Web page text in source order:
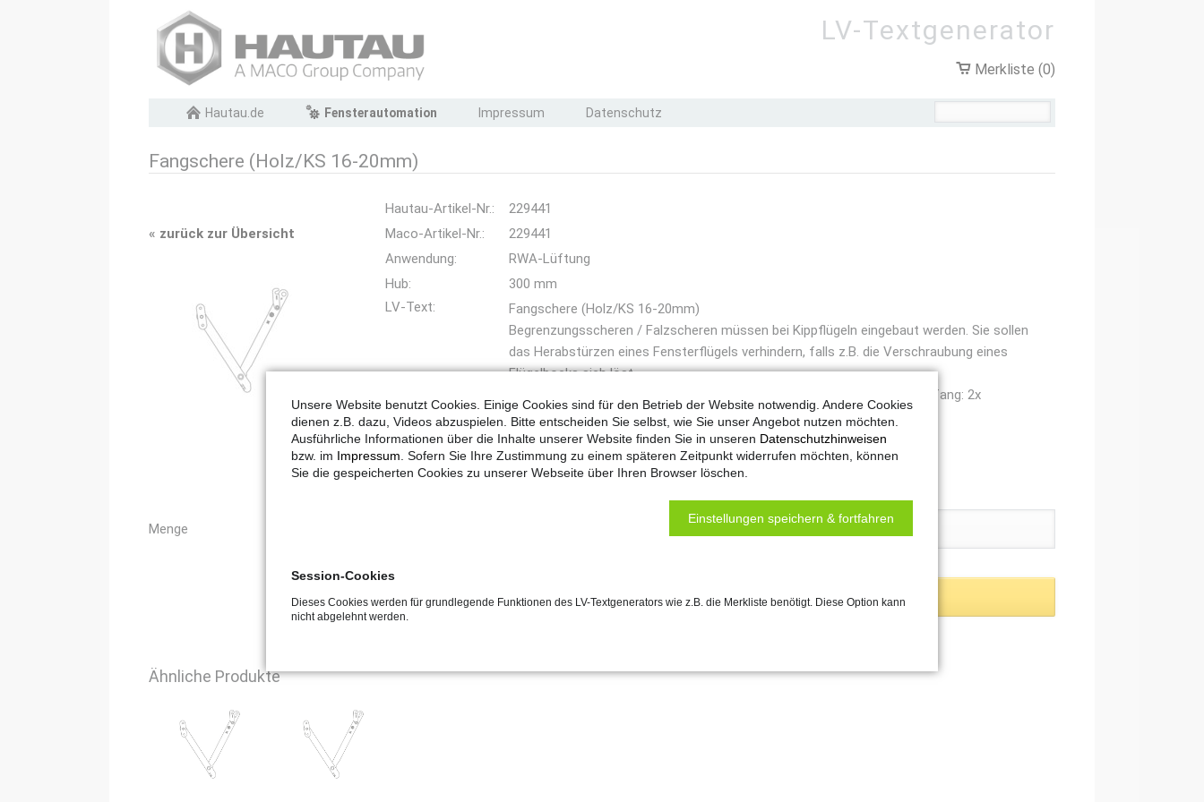
LV-Textgenerator
Merkliste (0)
NavigationHautau.de Fensterautomation Impressum Datenschutz
Fangschere (Holz/KS 16-20mm)
« zurück zur Übersicht
Hautau-Artikel-Nr.:
229441
Maco-Artikel-Nr.:
229441
Anwendung:
RWA-Lüftung
Hub:
300 mm
LV-Text:
Fangschere (Holz/KS 16-20mm)
Begrenzungsscheren / Falzscheren müssen bei Kippflügeln eingebaut werden. Sie sollen
das Herabstürzen eines Fensterflügels verhindern, falls z.B. die Verschraubung eines
Flügelbocks sich löst.
Für Holz- oder Kunststofffenster mit einer Falzluft 16-20mm Lieferumfang: 2x
Fangschere, 2x Anschraubplatte
Hub: 300 mm
Menge
Ähnliche Produkte
Unsere Website benutzt Cookies. Einige Cookies sind für den Betrieb der Website notwendig. Andere Cookies
dienen z.B. dazu, Videos abzuspielen. Bitte entscheiden Sie selbst, wie Sie unser Angebot nutzen möchten.
Ausführliche Informationen über die Inhalte unserer Website finden Sie in unseren Datenschutzhinweisen
bzw. im Impressum . Sofern Sie Ihre Zustimmung zu einem späteren Zeitpunkt widerrufen möchten, können
Sie die gespeicherten Cookies zu unserer Webseite über Ihren Browser löschen.
Einstellungen speichern & fortfahren
Session-Cookies
Dieses Cookies werden für grundlegende Funktionen des LV-Textgenerators wie z.B. die Merkliste benötigt. Diese Option kann
nicht abgelehnt werden.